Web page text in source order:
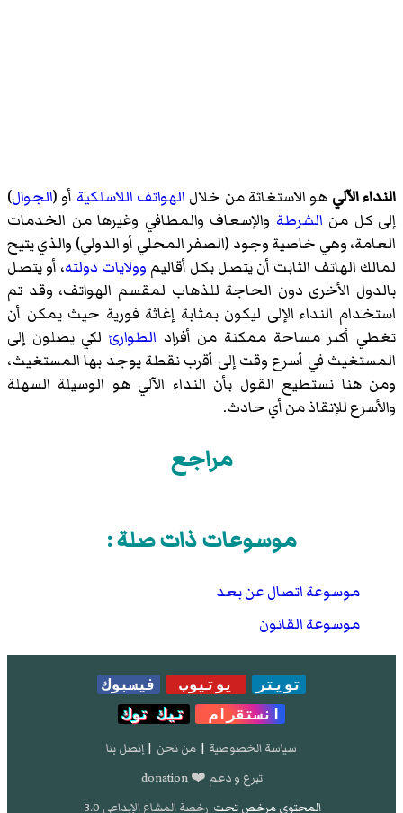
النداء الآلي هو الاستغاثة من خلال الهواتف اللاسلكية أو (الجوال)
إلى كل من الشرطة والإسعاف والمطافي وغيرها من الخدمات
العامة، وهي خاصية وجود (الصفر المحلي أو الدولي) والذي يتيح
لمالك الهاتف الثابت أن يتصل بكل أقاليم وولايات دولته، أو يتصل
بالدول الأخرى دون الحاجة للذهاب لمقسم الهواتف، وقد تم
استخدام النداء الإلى ليكون بمثابة إغاثة فورية حيث يمكن أن
تغطي أكبر مساحة ممكنة من أفراد الطوارئ لكي يصلون إلى
المستغيث في أسرع وقت إلى أقرب نقطة يوجد بها المستغيث،
ومن هنا نستطيع القول بأن النداء الآلي هو الوسيلة السهلة
والأسرع للإنقاذ من أي حادث.
مراجع
موسوعات ذات صلة :
موسوعة اتصال عن بعد
موسوعة القانون
تويتر يوتيوب
فيسبوك
انستقرام
تيك توك
سياسة الخصوصية | من نحن | إتصل بنا
تبرع و دعم ❤️ donation
المحتوى مرخص تحت رخصة المشاع الإبداعي 3.0